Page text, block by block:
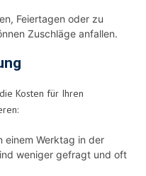
Feiertagen oder zu
Zuschläge anfallen.
Kosten für Ihren
einem Werktag in der
weniger gefragt und oft